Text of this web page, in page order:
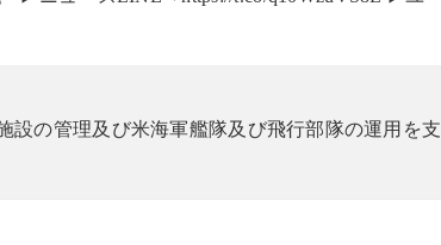
設の管理及び米海軍艦隊及び飛行部隊の運用を支